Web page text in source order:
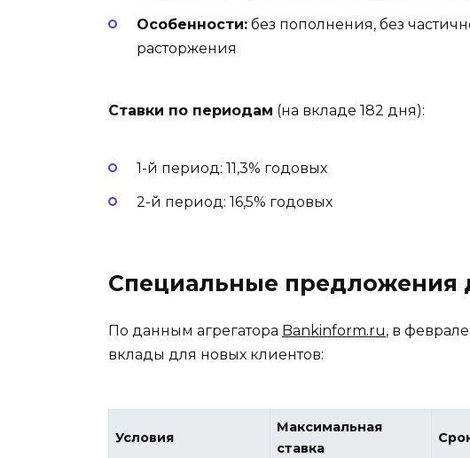
Особенности: без пополнения, без
расторжения
Ставки по периодам (на вкладе 182 дня):
1-й период: 11,3% годовых
2-й период: 16,5% годовых
Специальные предложения
По данным агрегатора Bankinform.ru, в
вклады для новых клиентов:
Условия
Максимальная
ставка